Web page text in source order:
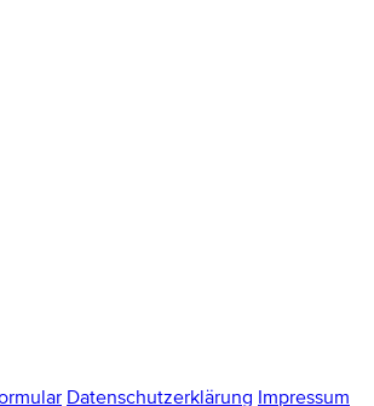
Datenschutzerklärung Impressum